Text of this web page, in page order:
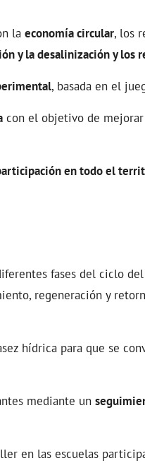
la economía circular, los
y la desalinización y los
, basada en el
con el objetivo de
en todo el
fases del ciclo
regeneración y
hídrica para que se
mediante un
en las escuelas